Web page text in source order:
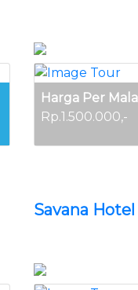
Harga Per
Rp.1.500.000,-
Savana